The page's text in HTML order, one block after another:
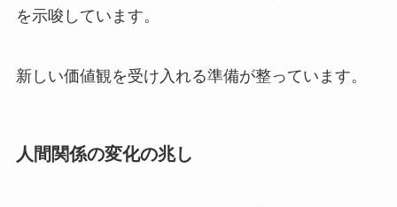
を示唆しています。
新しい価値観を受け入れる準備が整っています。
人間関係の変化の兆し